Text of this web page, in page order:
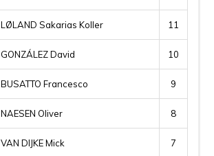
LØLAND Sakarias Koller 11
GONZÁLEZ David 10
BUSATTO Francesco 9
NAESEN Oliver 8
VAN DIJKE Mick 7